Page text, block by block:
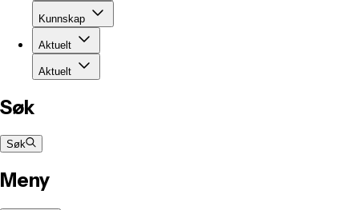
Kunnskap
Aktuelt
Aktuelt
Søk
Søk
Meny